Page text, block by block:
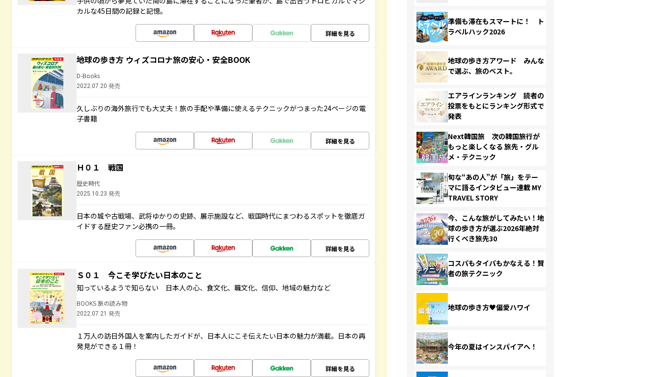
カルな45日間の記録と記憶。
詳細を見る
地球の歩き方 ウィズコロナ旅の安心・安全BOOK
D-Books
2022.07.20 発売
久しぶりの海外旅行でも大丈夫！旅の手配や準備に使えるテクニックがつまった24ページの電
子書籍
詳細を見る
Ｈ０１ 戦国
歴史時代
2025.10.23 発売
日本の城や古戦場、武将ゆかりの史跡、展示施設など、戦国時代にまつわるスポットを徹底ガ
イドする歴史ファン必携の一冊。
詳細を見る
Ｓ０１ 今こそ学びたい日本のこと
知っているようで知らない 日本人の心、食文化、職文化、信仰、地域の魅力など
BOOKS 旅の読み物
2022.07.21 発売
１万人の訪日外国人を案内したガイドが、日本人にこそ伝えたい日本の魅力が満載。日本の再
発見ができる１冊！
詳細を見る
準備も滞在もスマートに！ ト
ラベルハック2026
地球の歩き方アワード みんな
で選ぶ、旅のベスト。
エアラインランキング 読者の
投票をもとにランキング形式で
発表
Next韓国旅 次の韓国旅行が
もっと楽しくなる 旅先・グル
メ・テクニック
旬な“あの人”が「旅」をテー
マに語るインタビュー連載 MY
TRAVEL STORY
今、こんな旅がしてみたい！地
球の歩き方が選ぶ2026年絶対
行くべき旅先30
コスパもタイパもかなえる！賢
者の旅テクニック
地球の歩き方♥偏愛ハワイ
今年の夏はインスパイアへ！